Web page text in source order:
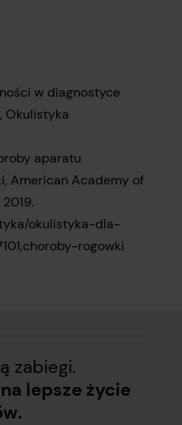
w diagnostyce
Okulistyka
aparatu
American Academy of
okulistyka-dla-
rogowki
zabiegi.
lepsze życie